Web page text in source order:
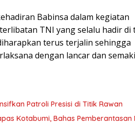
Babinsa dalam kegiatan
TNI yang selalu hadir di
terus terjalin sehingga
dengan lancar dan
Patroli Presisi di Titik Rawan
Kotabumi, Bahas Pemberantasan